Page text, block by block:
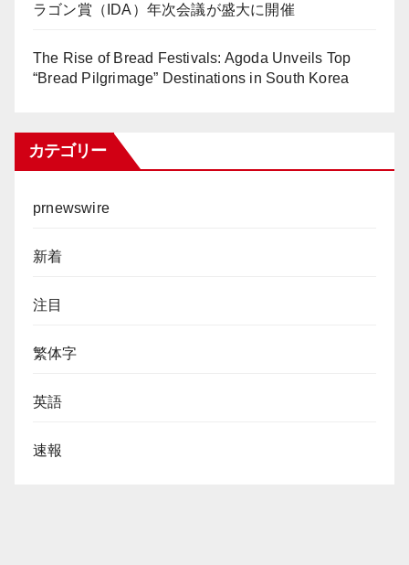
ラゴン賞（IDA）年次会議が盛大に開催
The Rise of Bread Festivals: Agoda Unveils Top
“Bread Pilgrimage” Destinations in South Korea
カテゴリー
prnewswire
新着
注目
繁体字
英語
速報